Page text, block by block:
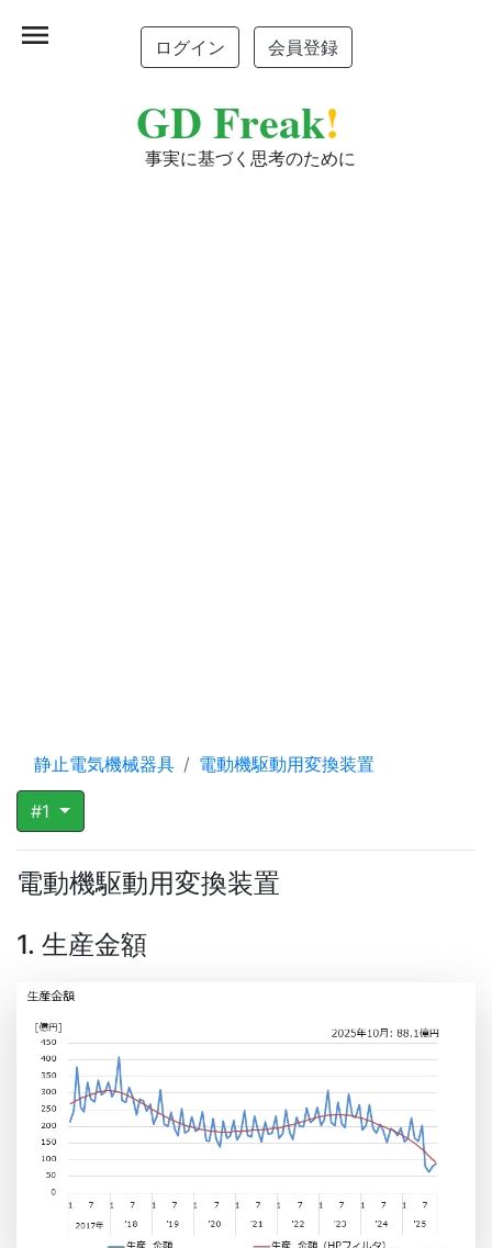
ログイン 会員登録
GD Freak!
事実に基づく思考のために
menu
静止電気機械器具 電動機駆動用変換装置
#1
電動機駆動用変換装置
1. 生産金額